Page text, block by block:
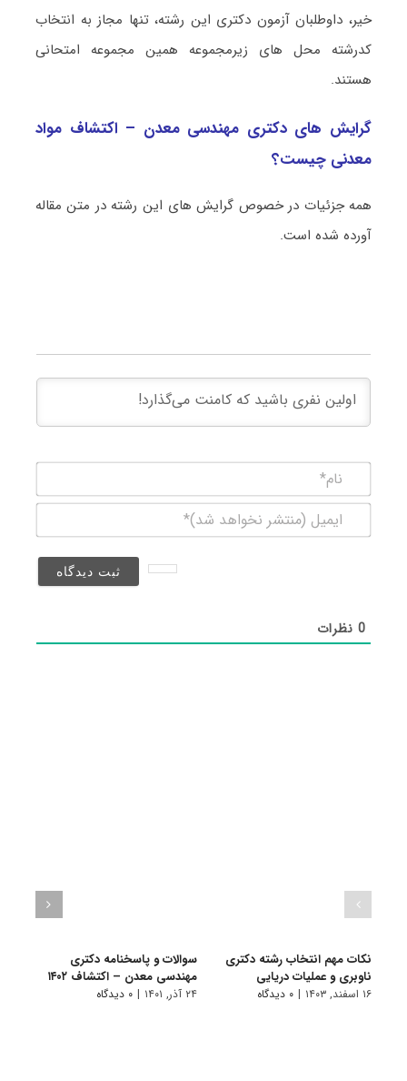
خیر، داوطلبان آزمون دکتری این رشته، تنها مجاز به انتخاب
کدرشته محل های زیرمجموعه همین مجموعه امتحانی
هستند.
گرایش های دکتری مهندسی معدن – اکتشاف مواد
معدنی چیست؟
همه جزئیات در خصوص گرایش های این رشته در متن مقاله
آورده شده است.
(منتشر
0نظرات
نکات مهم انتخاب رشته دکتری
ناوبری و عملیات دریایی
۱۶ اسفند, ۱۴۰۳ | ۰ دیدگاه
سوالات و پاسخنامه دکتری
مهندسی معدن – اکتشاف ۱۴۰۲
۲۴ آذر, ۱۴۰۱ | ۰ دیدگاه